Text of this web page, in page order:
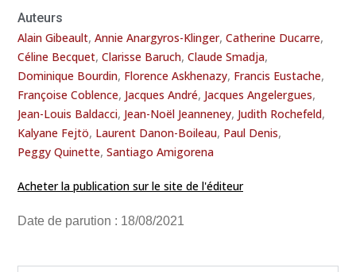
Auteurs
Alain Gibeault, Annie Anargyros-Klinger, Catherine Ducarre,
Céline Becquet, Clarisse Baruch, Claude Smadja,
Dominique Bourdin, Florence Askhenazy, Francis Eustache,
Françoise Coblence, Jacques André, Jacques Angelergues,
Jean-Louis Baldacci, Jean-Noël Jeanneney, Judith Rochefeld,
Kalyane Fejtö, Laurent Danon-Boileau, Paul Denis,
Peggy Quinette, Santiago Amigorena
Acheter la publication sur le site de l'éditeur
Date de parution : 18/08/2021